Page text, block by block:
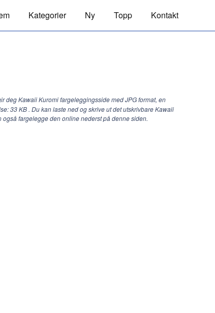
Kategorier Ny Topp Kontakt
deg Kawaii Kuromi fargeleggingsside med JPG format, en
33 KB . Du kan laste ned og skrive ut det utskrivbare Kawaii
fargelegge den online nederst på denne siden.